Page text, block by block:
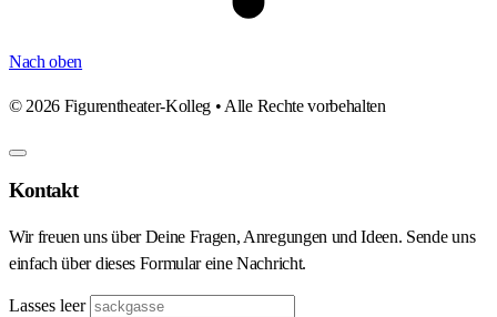
Nach oben
© 2026 Figurentheater-Kolleg • Alle Rechte vorbehalten
Kontakt
Wir freuen uns über Deine Fragen, Anregungen und Ideen. Sende uns
einfach über dieses Formular eine Nachricht.
Lasses leer